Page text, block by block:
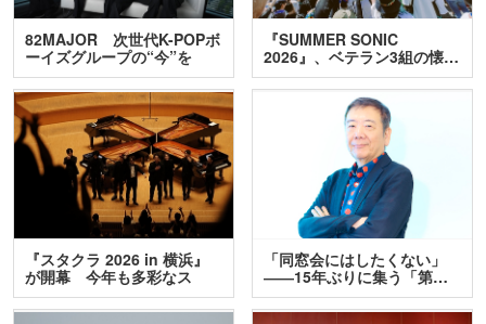
82MAJOR 次世代K-POPボ
ーイズグループの“今”を
訊…
『SUMMER SONIC
2026』、ベテラン3組の懐…
『スタクラ 2026 in 横浜』
が開幕 今年も多彩なス
テ…
「同窓会にはしたくない」
――15年ぶりに集う「第…